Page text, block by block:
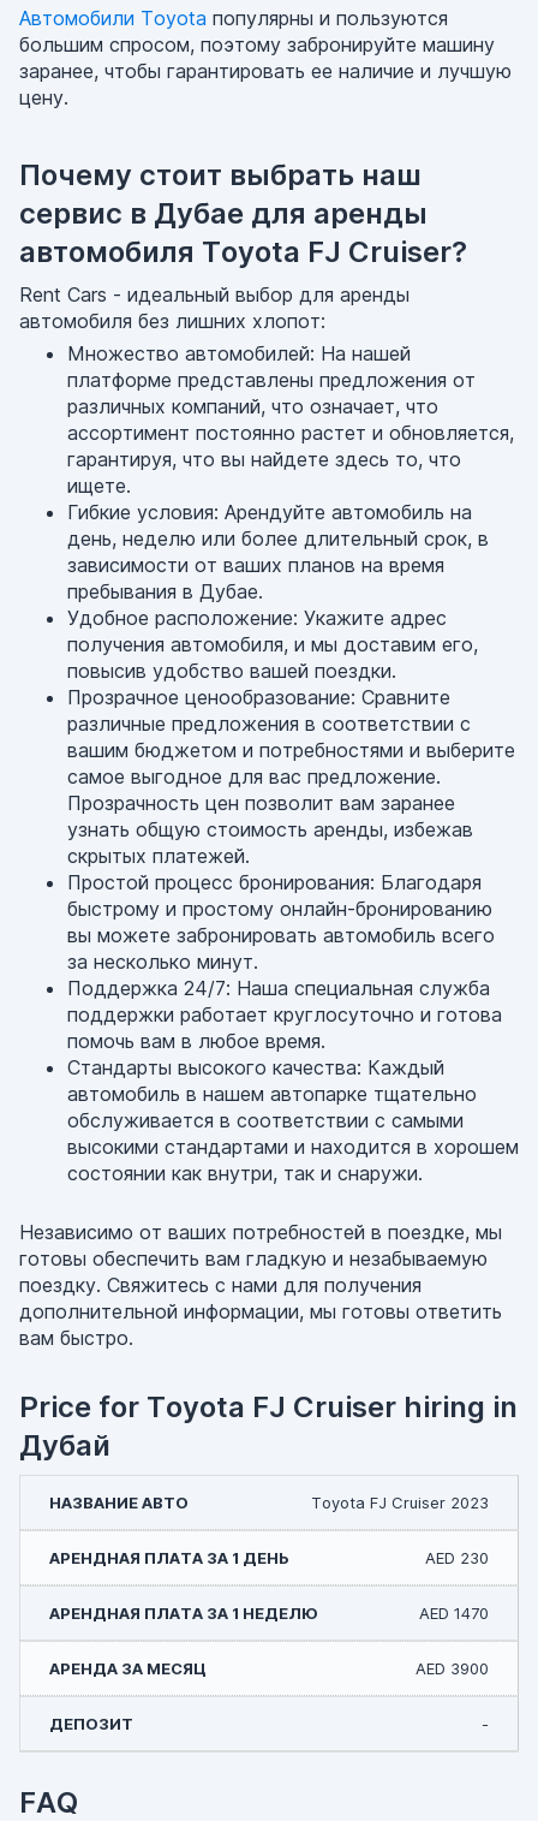
Автомобили Toyota популярны и пользуются
большим спросом, поэтому забронируйте машину
заранее, чтобы гарантировать ее наличие и лучшую
цену.
Почему стоит выбрать наш
сервис в Дубае для аренды
автомобиля Toyota FJ Cruiser?
Rent Cars - идеальный выбор для аренды
автомобиля без лишних хлопот:
Множество автомобилей: На нашей
платформе представлены предложения от
различных компаний, что означает, что
ассортимент постоянно растет и обновляется,
гарантируя, что вы найдете здесь то, что
ищете.
Гибкие условия: Арендуйте автомобиль на
день, неделю или более длительный срок, в
зависимости от ваших планов на время
пребывания в Дубае.
Удобное расположение: Укажите адрес
получения автомобиля, и мы доставим его,
повысив удобство вашей поездки.
Прозрачное ценообразование: Сравните
различные предложения в соответствии с
вашим бюджетом и потребностями и выберите
самое выгодное для вас предложение.
Прозрачность цен позволит вам заранее
узнать общую стоимость аренды, избежав
скрытых платежей.
Простой процесс бронирования: Благодаря
быстрому и простому онлайн-бронированию
вы можете забронировать автомобиль всего
за несколько минут.
Поддержка 24/7: Наша специальная служба
поддержки работает круглосуточно и готова
помочь вам в любое время.
Стандарты высокого качества: Каждый
автомобиль в нашем автопарке тщательно
обслуживается в соответствии с самыми
высокими стандартами и находится в хорошем
состоянии как внутри, так и снаружи.
Независимо от ваших потребностей в поездке, мы
готовы обеспечить вам гладкую и незабываемую
поездку. Свяжитесь с нами для получения
дополнительной информации, мы готовы ответить
вам быстро.
Price for Toyota FJ Cruiser hiring in
Дубай
Toyota FJ Cruiser 2023
AED 230
AED 1470
AED 3900
-
FAQ